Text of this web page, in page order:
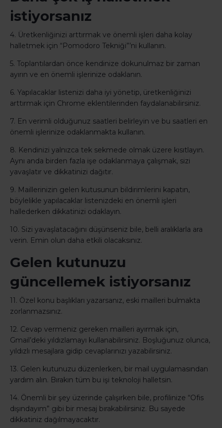
istiyorsanız
4. Üretkenliğinizi arttırmak ve önemli işleri daha kolay
halletmek için “Pomodoro Tekniği”’ni kullanın.
5. Toplantılardan önce kendinize dokunulmaz bir zaman
ayırın ve en önemli işlerinize odaklanın.
6. Yapılacaklar listenizi daha iyi yönetip, üretkenliğinizi
arttırmak için Chrome eklentilerinden faydalanabilirsiniz.
7. En verimli olduğunuz saatleri belirleyin ve bu saatleri en
önemli işlerinize odaklanmakta kullanın.
8. Kendinizi yalnızca tek sekmede olmak üzere kısıtlayın.
Aynı anda birden fazla işe odaklanmaya çalışmak, sizi
yavaşlatır ve dikkatinizi dağıtır.
9. Maillerinizin gelen kutusunun bildirimlerini kapatın,
böylelikle yapılacaklar listenizdeki en önemli işleri
hallederken dikkatinizi odaklayın.
10. Sizi yavaşlatacağını düşünseniz bile, belli aralıklarla ara
verin. Emin olun daha etkili olacaksınız.
Gelen kutunuzu
güncellemek istiyorsanız
11. Özel konu başlıkları yazarsanız, eski mailleri bulmakta
zorlanmazsınız.
12. Cevap vermeniz gereken mailleri ayırmak için,
Gmail’deki yıldızlamayı kullanabilirsiniz. Boşluğunuz olunca,
yıldızlı mesajlara gidip cevaplarınızı yazabilirsiniz.
13. Gelen kutunuzu düzenlerken, bir mail uygulamasından
yardım alın. Bırakın tüm bu işi teknoloji halletsin.
14. Önemli bir şey üzerinde çalışırken bile, profilinize “Ofis
dışındayım” gibi bir mesaj bırakabilirsiniz. Bu sayede
dikkatiniz dağılmayacaktır.